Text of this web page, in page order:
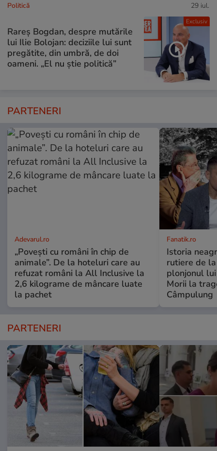
Exclusiv
Politică 29 iul.
Rareș Bogdan, despre mutările
lui Ilie Bolojan: deciziile lui sunt
pregătite, din umbră, de doi
oameni. „El nu știe politică”
PARTENERI
Adevarul.ro
„Povești cu români în chip de
animale”. De la hoteluri care au
refuzat români la All Inclusive la
2,6 kilograme de mâncare luate
la pachet
Fanatik.ro
Istoria
rutiere de
plonjonul
Morii la
Câmpulung
PARTENERI